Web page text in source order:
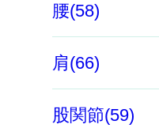
腰(58)
肩(66)
股関節(59)